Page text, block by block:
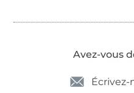
Avez-vous
Écrivez-